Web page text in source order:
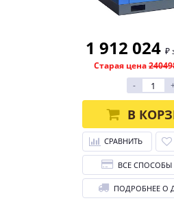
1 912 024 ₽
Старая цена
-
В
СРАВНИТЬ
ВСЕ
ПОДРОБНЕЕ О